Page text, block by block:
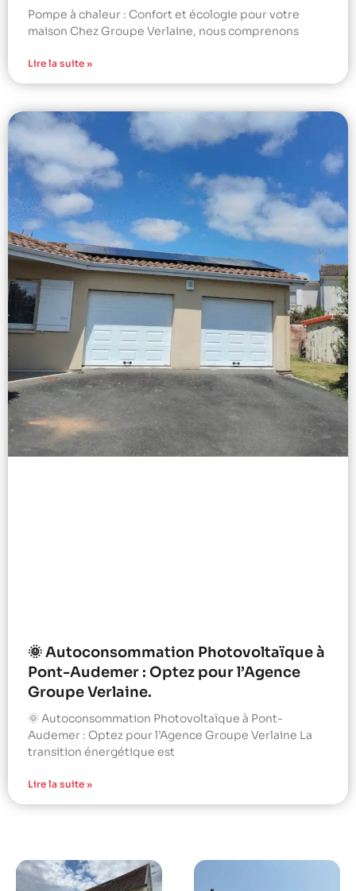
Pompe à chaleur : Confort et écologie pour votre
maison Chez Groupe Verlaine, nous comprenons
Lire la suite »
🌞 Autoconsommation Photovoltaïque à
Pont-Audemer : Optez pour l’Agence
Groupe Verlaine.
🌞 Autoconsommation Photovoltaïque à Pont-
Audemer : Optez pour l’Agence Groupe Verlaine La
transition énergétique est
Lire la suite »